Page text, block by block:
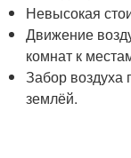
Невысокая
Движение
комнат к
Забор воздуха
землёй.